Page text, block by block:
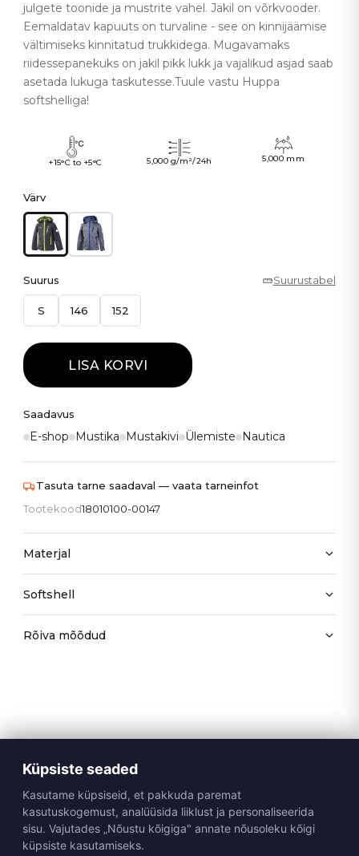
julgete toonide ja mustrite vahel. Jakil on võrkvooder.
Eemaldatav kapuuts on turvaline - see on kinnijäämise
vältimiseks kinnitatud trukkidega. Mugavamaks
riidessepanekuks on jakil pikk lukk ja vajalikud asjad saab
asetada lukuga taskutesse.Tuule vastu Huppa
softshelliga!
+15°C to +5°C 5,000 g/m²/24h 5,000 mm
Värv
Suurus Suurustabel
S 146 152
LISA KORVI
Saadavus
E-shop Mustika Mustakivi Ülemiste Nautica
Tasuta tarne saadaval — vaata tarneinfot
Tootekood18010100-00147
Materjal
Softshell
Rõiva mõõdud
Küpsiste seaded
Kasutame küpsiseid, et pakkuda paremat
kasutuskogemust, analüüsida liiklust ja personaliseerida
sisu. Vajutades „Nõustu kõigiga" annate nõusoleku kõigi
küpsiste kasutamiseks.